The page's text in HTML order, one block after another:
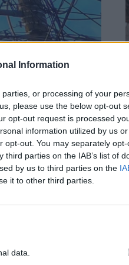
Information
or processing of your
please use the below opt-out
opt-out request is processed
information utilized by us
opt-out. You may separately
parties on the IAB’s list of
by us to third parties on the
it to other third parties.
data.
védelmében:
előírások nem
nyári hőséggel
indítottak a dolgozók